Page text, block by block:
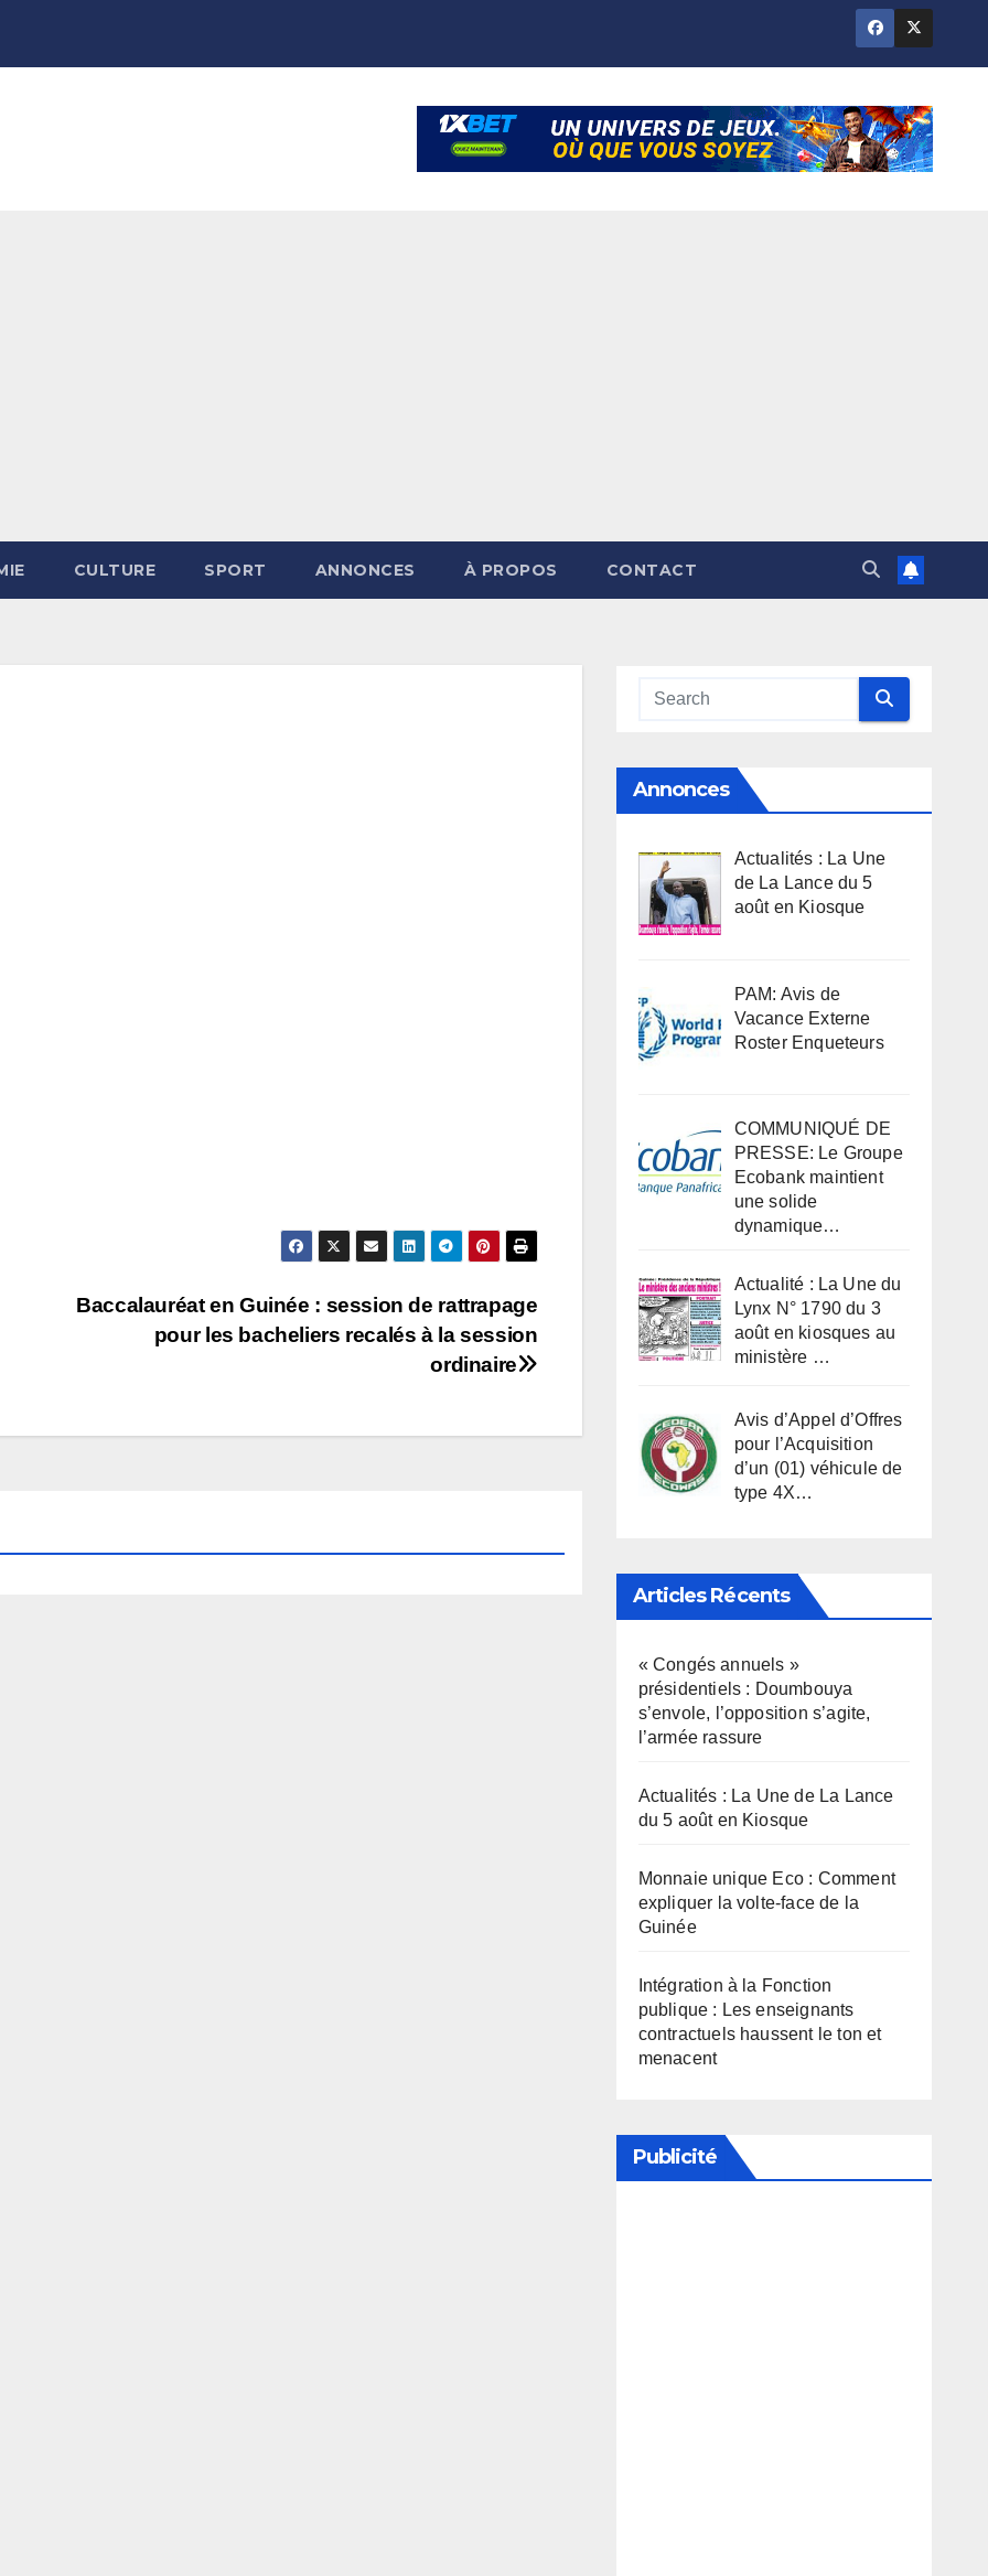
CULTURE SPORT ANNONCES À PROPOS CONTACT
Baccalauréat en Guinée : session de rattrapage
pour les bacheliers recalés à la session
ordinaire
Annonces
Actualités : La Une
de La Lance du 5
août en Kiosque
PAM: Avis de
Vacance Externe
Roster Enqueteurs
COMMUNIQUÉ DE
PRESSE: Le Groupe
Ecobank maintient
une solide
dynamique…
Actualité : La Une du
Lynx N° 1790 du 3
août en kiosques au
ministère …
Avis d’Appel d’Offres
pour l’Acquisition
d’un (01) véhicule de
type 4X…
Articles Récents
« Congés annuels »
présidentiels : Doumbouya
s’envole, l’opposition s’agite,
l’armée rassure
Actualités : La Une de La Lance
du 5 août en Kiosque
Monnaie unique Eco : Comment
expliquer la volte-face de la
Guinée
Intégration à la Fonction
publique : Les enseignants
contractuels haussent le ton et
menacent
Publicité